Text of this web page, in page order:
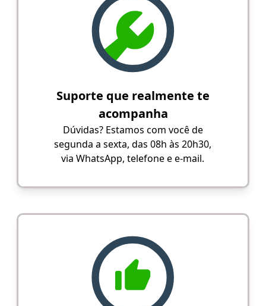
Suporte que realmente te
acompanha
Dúvidas? Estamos com você de
segunda a sexta, das 08h às 20h30,
via WhatsApp, telefone e e-mail.